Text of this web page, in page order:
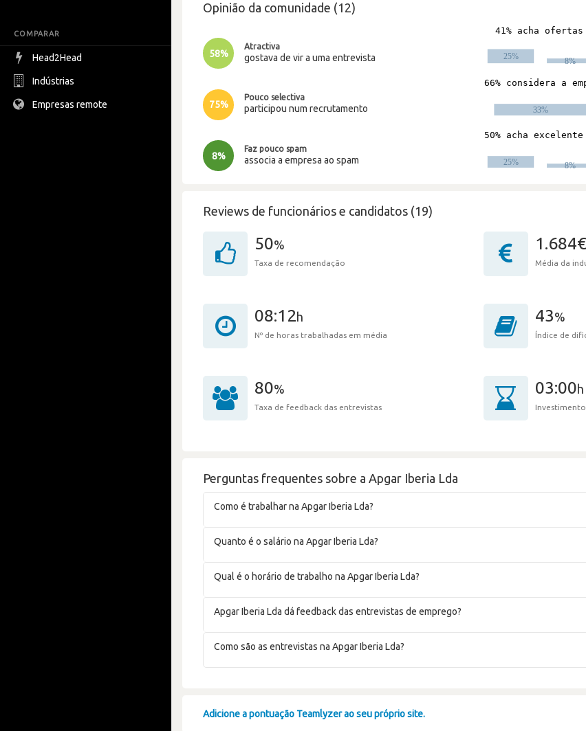
COMPARAR
Head2Head
Indústrias
Empresas remote
Opinião da comunidade (12)
58%
Atractiva
gostava de vir a uma entrevista
75%
Pouco selectiva
participou num recrutamento
8%
Faz pouco spam
associa a empresa ao spam
Reviews de funcionários e candidatos (19)
50%
Taxa de recomendação Média da
08:12h
Nº de horas trabalhadas em média
43%
Índice de
80%
Taxa de feedback das entrevistas
03:00h
Perguntas frequentes sobre a Apgar Iberia Lda
Como é trabalhar na Apgar Iberia Lda?
Quanto é o salário na Apgar Iberia Lda?
Qual é o horário de trabalho na Apgar Iberia Lda?
Apgar Iberia Lda dá feedback das entrevistas de emprego?
Como são as entrevistas na Apgar Iberia Lda?
Adicione a pontuação Teamlyzer ao seu próprio site.